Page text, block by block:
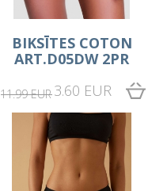
BIKSĪTES COTON
ART.D05DW 2PR
11.99 EUR3.60 EUR